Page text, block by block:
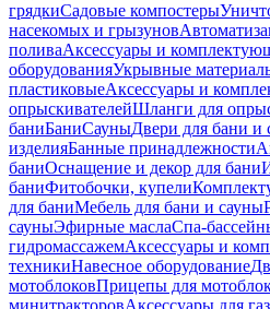
грядкиСадовые компостеры
насекомых и грызунов
поливаАксессуары и
оборудованияУкрывные
пластиковыеАксессуары и
опрыскивателейШланги для
баниБаниСауныДвери для бани и
изделияБанные принадлежности
баниОснащение и декор для бани
баниФитобочки, купели
для баниМебель для бани и сауны
сауныЭфирные маслаСпа-
гидромассажемАксессуары и
техникиНавесное оборудование
мотоблоковПрицепы для
минитракторовАксессуары для